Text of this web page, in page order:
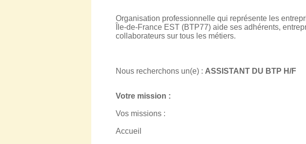
Organisation professionnelle qui représente les
Île-de-France EST (BTP77) aide ses adhérents,
collaborateurs sur tous les métiers.
Nous recherchons un(e) : ASSISTANT DU BTP H/F
Votre mission :
Vos missions :
Accueil